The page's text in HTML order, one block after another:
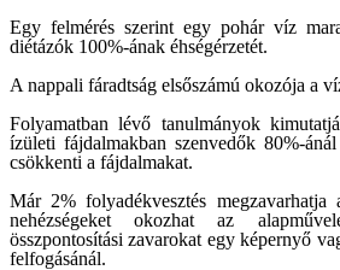
Egy felmérés szerint egy pohár víz
diétázók 100%-ának éhségérzetét.
A nappali fáradtság elsőszámú okozója a
Folyamatban lévő tanulmányok
ízületi fájdalmakban szenvedők 80%-
csökkenti a fájdalmakat.
Már 2% folyadékvesztés megzavarhatja
nehézségeket okozhat az
összpontosítási zavarokat egy képernyő
felfogásánál.